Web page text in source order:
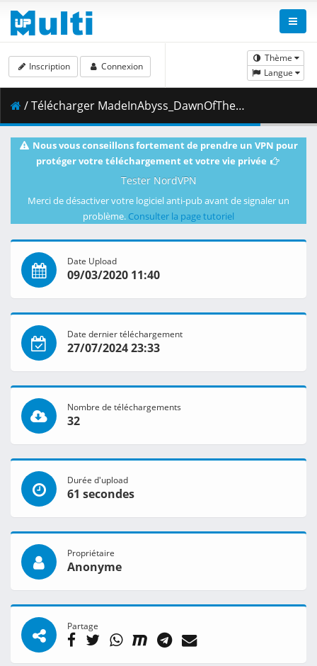
Thème
Langue
Inscription Connexion
/ Télécharger MadeInAbyss_DawnOfTheDeepSoul.2020.ABYSSDELVER.CAM_ENGSUB.mkv.001 ( 444.32 MB )
Nous vous conseillons fortement de prendre un VPN pour
protéger votre téléchargement et votre vie privée
Tester NordVPN
Merci de désactiver votre logiciel anti-pub avant de signaler un
problème. Consulter la page tutoriel
Date Upload
09/03/2020 11:40
Date dernier téléchargement
27/07/2024 23:33
Nombre de téléchargements
32
Durée d'upload
61 secondes
Propriétaire
Anonyme
Partage